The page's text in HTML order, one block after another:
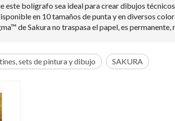
este bolígrafo sea ideal para crear dibujos
en 10 tamaños de punta y en diversos
de Sakura no traspasa el papel, es
sets de pintura y dibujo SAKURA